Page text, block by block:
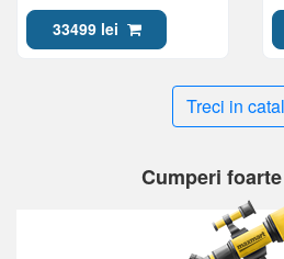
33499 lei
Treci in
Cumperi